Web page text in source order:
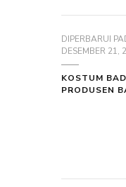
DIPERBARUI
DESEMBER 21,
KOSTUM
PRODUSEN